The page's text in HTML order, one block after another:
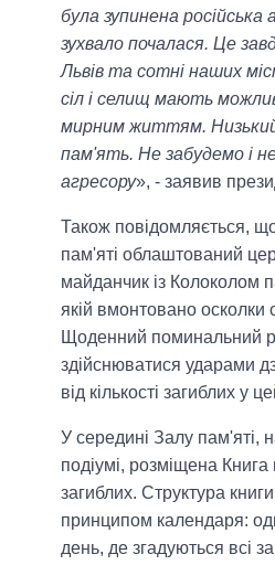
була зупинена російська
зухвало почалася. Це
Львів та сотні наших
сіл і селищ мають
мирним життям. Низький
пам'ять. Не забудемо і
агресору», - заявив
Також повідомляється,
пам'яті облаштований
майданчик із Колоколом
якій вмонтовано осколки
Щоденний поминальний
здійснюватися ударами
від кількості загиблих у
У середині Залу пам'яті,
подіумі, розміщена Книга
загиблих. Структура
принципом календаря:
день, де згадуються всі